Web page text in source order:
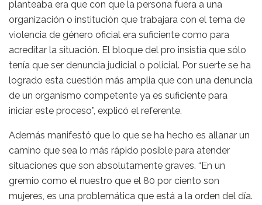
planteaba era que con que la persona fuera a una
organización o institución que trabajara con el tema de
violencia de género oficial era suficiente como para
acreditar la situación. El bloque del pro insistía que sólo
tenía que ser denuncia judicial o policial. Por suerte se ha
logrado esta cuestión más amplia que con una denuncia
de un organismo competente ya es suficiente para
iniciar este proceso”, explicó el referente.
Además manifestó que lo que se ha hecho es allanar un
camino que sea lo más rápido posible para atender
situaciones que son absolutamente graves. “En un
gremio como el nuestro que el 80 por ciento son
mujeres, es una problemática que está a la orden del día.